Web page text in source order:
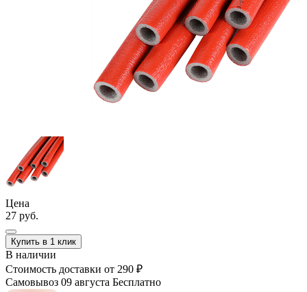
Цена
27 руб.
Купить в 1 клик
В наличии
Стоимость доставки от 290 ₽
Самовывоз 09 августа Бесплатно